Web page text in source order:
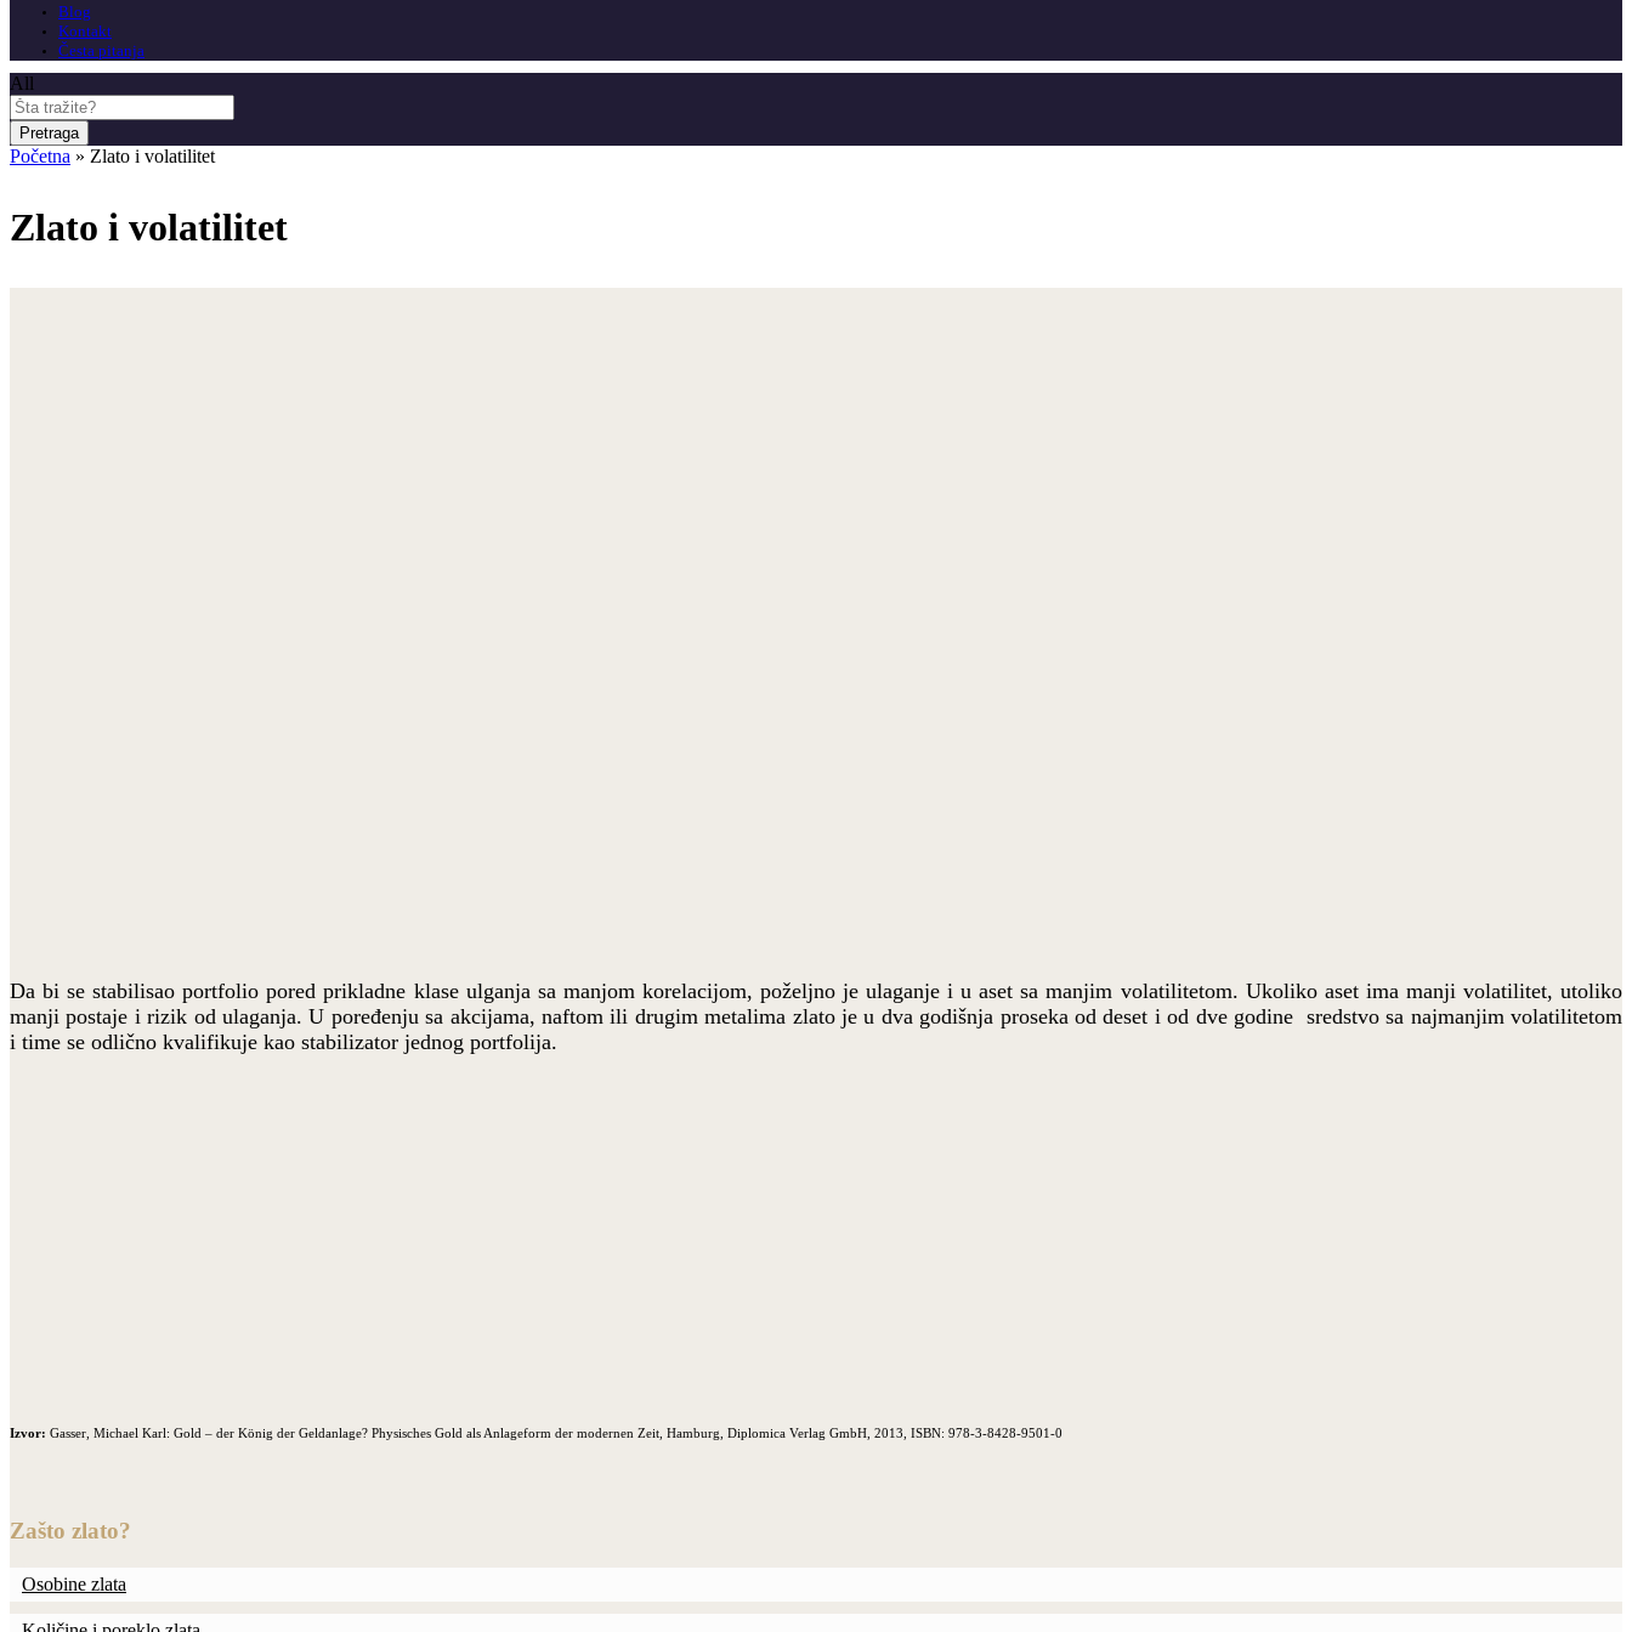
Blog
Kontakt
Česta pitanja
All
Pretraga
Početna » Zlato i volatilitet
Zlato i volatilitet
Da bi se stabilisao portfolio pored prikladne klase ulganja sa manjom korelacijom, poželjno je ulaganje i u aset sa manjim volatilitetom. Ukoliko aset ima manji volatilitet, utoliko
manji postaje i rizik od ulaganja. U poređenju sa akcijama, naftom ili drugim metalima zlato je u dva godišnja proseka od deset i od dve godine sredstvo sa najmanjim volatilitetom
i time se odlično kvalifikuje kao stabilizator jednog portfolija.
Izvor: Gasser, Michael Karl: Gold – der König der Geldanlage? Physisches Gold als Anlageform der modernen Zeit, Hamburg, Diplomica Verlag GmbH, 2013, ISBN: 978-3-8428-9501-0
Zašto zlato?
Osobine zlata